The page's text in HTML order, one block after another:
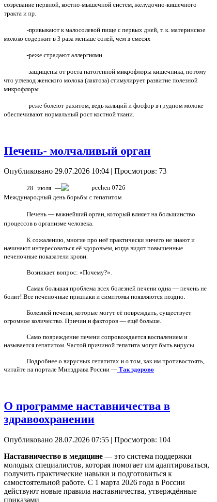
созревание нервной, костно-мышечной систем, желудочно-кишечного
тракта и пр.
-привыкают к малосолевой пище с первых дней, т. к. материнское
молоко содержит в 3 раза меньше солей, чем в смесях
-реже страдают аллергиями
-защищены от роста патогенной микрофлоры кишечника, потому
что углевод женского молока (лактоза) стимулирует развитие полезной
микрофлоры
-реже болеют рахитом, ведь кальций и фосфор в грудном молоке
обеспечивают нормальный рост костной ткани.
Печень- молчаливый орган
Опубликовано 29.07.2026 10:04 | Просмотров: 73
28 июля —
Международный день борьбы с гепатитом
Печень — важнейший орган, который влияет на большинство
процессов в организме человека.
К сожалению, многие про неё практически ничего не знают и
начинают интересоваться её здоровьем, когда видят повышенные
печеночные показатели крови.
Возникает вопрос: «Почему?».
Самая большая проблема всех болезней печени одна — печень не
болит! Все печеночные признаки и симптомы появляются поздно.
Болезней печени, которые могут её повреждать, существует
огромное количество. Причин и факторов — ещё больше.
Само повреждение печени сопровождается воспалением и
называется гепатитом. Частой причиной гепатита могут быть вирусы.
Подробнее о вирусных гепатитах и о том, как им противостоять,
читайте на портале Минздрава России — Так здорово
О программе наставничества в
здравоохранении
Опубликовано 28.07.2026 07:55 | Просмотров: 104
Наставничество в медицине — это система поддержки
молодых специалистов, которая помогает им адаптироваться,
получить практические навыки и подготовиться к
самостоятельной работе. С 1 марта 2026 года в России
действуют новые правила наставничества, утверждённые
приказами